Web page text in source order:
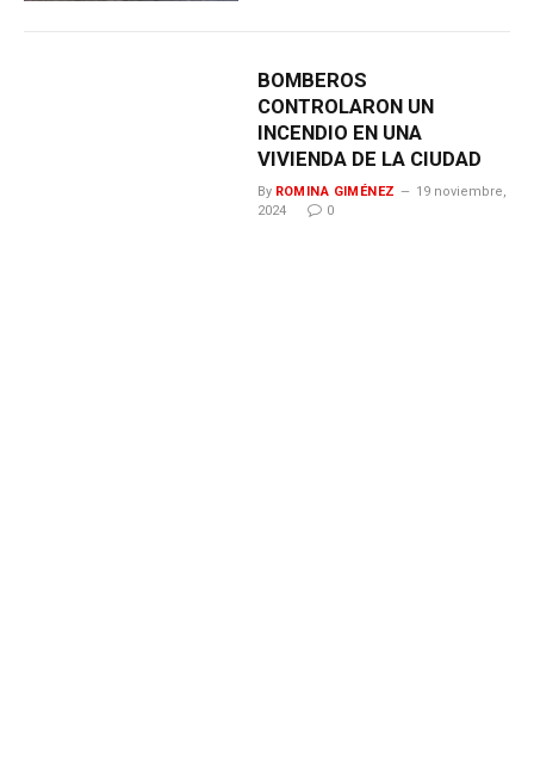
BOMBEROS
CONTROLARON UN
INCENDIO EN UNA
VIVIENDA DE LA CIUDAD
By ROMINA GIMÉNEZ
19 noviembre,
2024
0